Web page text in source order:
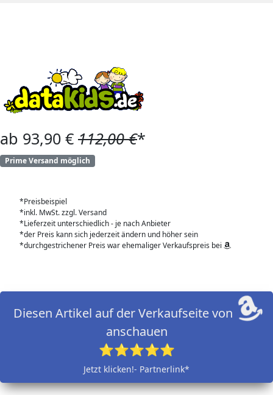
ab 93,90 € 112,00 €*
Prime Versand möglich
*Preisbeispiel
*inkl. MwSt. zzgl. Versand
*Lieferzeit unterschiedlich - je nach Anbieter
*der Preis kann sich jederzeit ändern und höher sein
*durchgestrichener Preis war ehemaliger Verkaufspreis bei
Diesen Artikel auf der Verkaufseite von
anschauen
⭐⭐⭐⭐⭐
Jetzt klicken!- Partnerlink*